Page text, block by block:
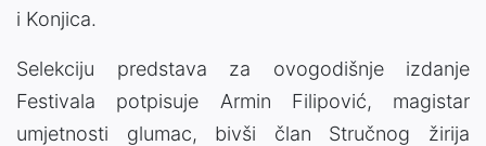
i Konjica.
Selekciju predstava za ovogodišnje izdanje
Festivala potpisuje Armin Filipović, magistar
umjetnosti glumac, bivši član Stručnog žirija